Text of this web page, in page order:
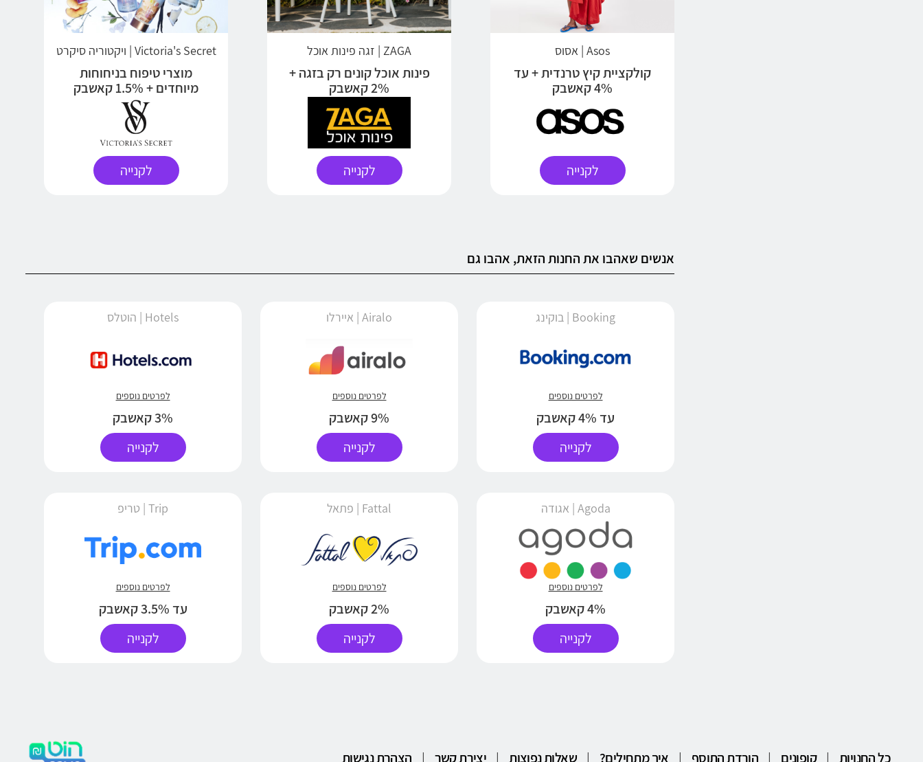
Asos | אסוס
קולקציית קיץ טרנדית + עד
4% קאשבק
לקנייה
ZAGA | זגה פינות אוכל
פינות אוכל קונים רק בזגה +
2% קאשבק
לקנייה
Victoria's Secret | ויקטוריה סיקרט
מוצרי טיפוח בניחוחות
מיוחדים + 1.5% קאשבק
לקנייה
אנשים שאהבו את החנות הזאת, אהבו גם
Booking | בוקינג
לפרטים נוספים
עד 4% קאשבק
לקנייה
Airalo | איירלו
לפרטים נוספים
9% קאשבק
לקנייה
Hotels | הוטלס
לפרטים נוספים
3% קאשבק
לקנייה
Agoda | אגודה
לפרטים נוספים
4% קאשבק
לקנייה
Fattal | פתאל
לפרטים נוספים
2% קאשבק
לקנייה
Trip | טריפ
לפרטים נוספים
עד 3.5% קאשבק
לקנייה
כל החנויות | קופונים | הורדת התוסף | איך מתחילים? | שאלות נפוצות | יצירת קשר | הצהרת נגישות